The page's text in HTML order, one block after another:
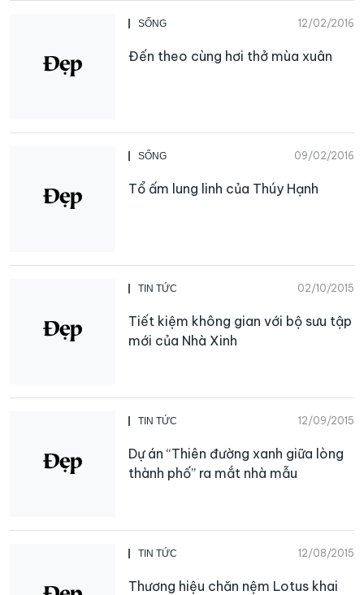
SỐNG 12/02/2016
Đến theo cùng hơi thở mùa xuân
SỐNG 09/02/2016
Tổ ấm lung linh của Thúy Hạnh
TIN TỨC 02/10/2015
Tiết kiệm không gian với bộ sưu tập
mới của Nhà Xinh
TIN TỨC 12/09/2015
Dự án “Thiên đường xanh giữa lòng
thành phố” ra mắt nhà mẫu
TIN TỨC 12/08/2015
Thương hiệu chăn nệm Lotus khai